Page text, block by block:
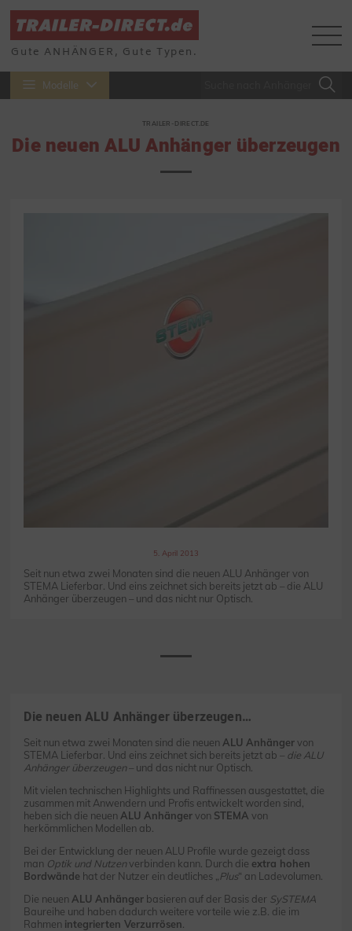
Gute ANHÄNGER, Gute Typen.
Modelle
TRAILER-DIRECT.DE
Die neuen ALU Anhänger überzeugen
5. April 2013
Seit nun etwa zwei Monaten sind die neuen ALU Anhänger von
STEMA Lieferbar. Und eins zeichnet sich bereits jetzt ab – die ALU
Anhänger überzeugen – und das nicht nur Optisch.
Die neuen ALU Anhänger überzeugen…
Seit nun etwa zwei Monaten sind die neuenALU Anhängervon
STEMA Lieferbar. Und eins zeichnet sich bereits jetzt ab – die ALU
Anhänger überzeugen– und das nicht nur Optisch.
Mit vielen technischen Highlights und Raffinessen ausgestattet, die
zusammen mit Anwendern und Profis entwickelt worden sind,
heben sich die neuenALU Anhängervon STEMA von
herkömmlichen Modellen ab.
Bei der Entwicklung der neuen ALU Profile wurde gezeigt dass
man Optik und Nutzenverbinden kann. Durch die extra hohen
Bordwände hat der Nutzer ein deutliches „ Plus“ an Ladevolumen.
Die neuen ALU Anhänger basieren auf der Basis der SySTEMA
Baureihe und haben dadurch weitere vorteile wie z.B. die im
Rahmen integrierten Verzurrösen